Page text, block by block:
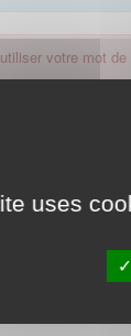
uses
votre mot